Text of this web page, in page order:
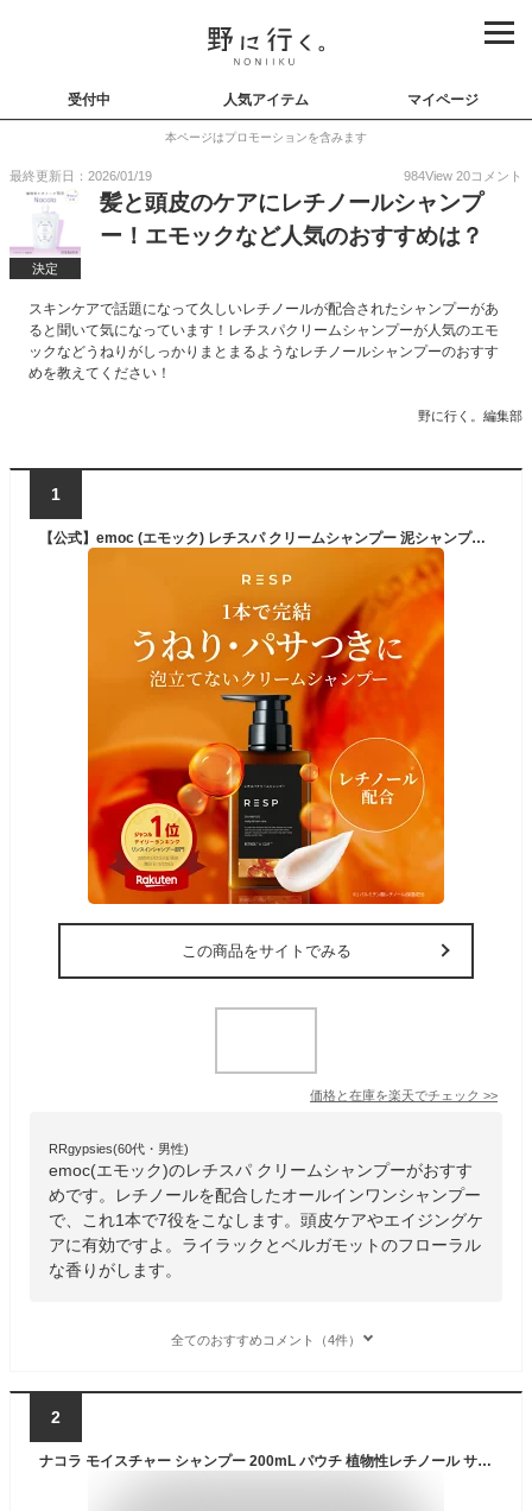
受付中 人気アイテム マイページ
本ページはプロモーションを含みます
最終更新日：2026/01/19 984View 20コメント
決定
髪と頭皮のケアにレチノールシャンプ
ー！エモックなど人気のおすすめは？
スキンケアで話題になって久しいレチノールが配合されたシャンプーがあ
ると聞いて気になっています！レチスパクリームシャンプーが人気のエモ
ックなどうねりがしっかりまとまるようなレチノールシャンプーのおすす
めを教えてください！
野に行く。編集部
1
【公式】emoc (エモック) レチスパ クリームシャンプー 泥シャンプー レチノール カプセル配合 オールインワン 1本7役 スクラブ 頭皮 エイジングケア ヘッドスパ 頭皮ケア ノンシリコン 艶髪 ライラック ベルガモット フローラル
この商品をサイトでみる
価格と在庫を楽天でチェック >>
RRgypsies(60代・男性)
emoc(エモック)のレチスパ クリームシャンプーがおすす
めです。レチノールを配合したオールインワンシャンプー
で、これ1本で7役をこなします。頭皮ケアやエイジングケ
アに有効ですよ。ライラックとベルガモットのフローラル
な香りがします。
全てのおすすめコメント（4件）
2
ナコラ モイスチャー シャンプー 200mL パウチ 植物性レチノール サロングレード バクチオール セラミド ホホバオイル [ 美容室専売 無添加 ケラチン フラーレン エルカラクトン nacola moisture shampoo 女性 ギフト プレゼント ]